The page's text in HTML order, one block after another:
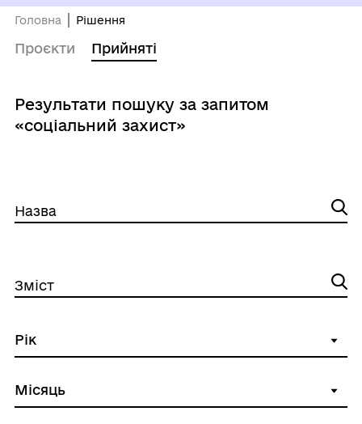
Головна Рішення
Проєкти Прийняті
Результати пошуку за запитом
«соціальний захист»
Назва
Зміст